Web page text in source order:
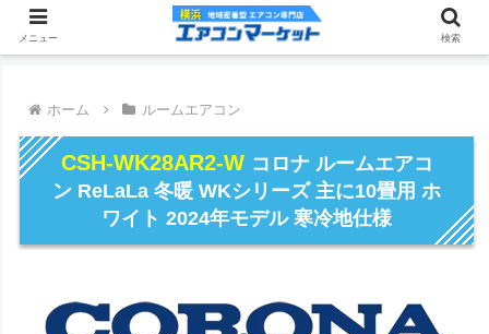
ホーム ルームエアコン
CSH-WK28AR2-W コロナ ルームエアコ
ン ReLaLa 冬暖 WKシリーズ 主に10畳用 ホ
ワイト 2024年モデル 寒冷地仕様
メニュー 検索